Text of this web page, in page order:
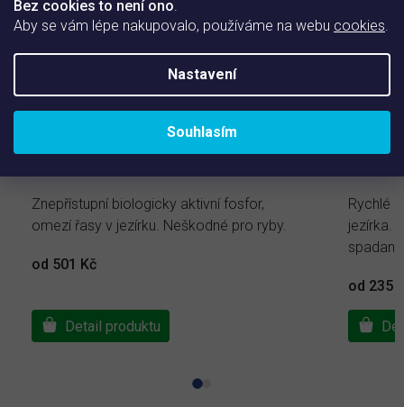
Bez cookies to není ono.
Aby se vám lépe nakupovalo, používáme na webu cookies.
Nastavení
Souhlasím
Znepřístupní biologicky aktivní fosfor,
omezí řasy v jezírku. Neškodné pro ryby.
od 501 Kč
Detail produktu
Rychlé
jezírka.
od 235